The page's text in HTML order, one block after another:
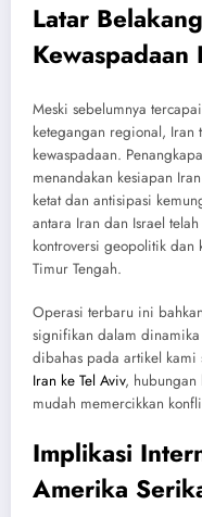
Latar
Kewaspadaan
Meski sebelumnya
ketegangan regional, Iran
kewaspadaan.
menandakan kesiapan
ketat dan antisipasi
antara Iran dan Israel
kontroversi geopolitik
Timur Tengah.
Operasi terbaru ini
signifikan dalam
dibahas pada artikel kami
Iran ke Tel Aviv, hubungan
mudah memercikkan
Implikasi
Amerika